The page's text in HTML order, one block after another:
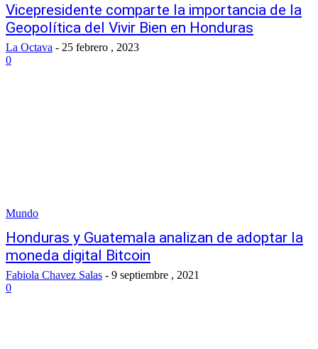
Vicepresidente comparte la importancia de la
Geopolítica del Vivir Bien en Honduras
La Octava - 25 febrero , 2023
0
Mundo
Honduras y Guatemala analizan de adoptar la
moneda digital Bitcoin
Fabiola Chavez Salas - 9 septiembre , 2021
0